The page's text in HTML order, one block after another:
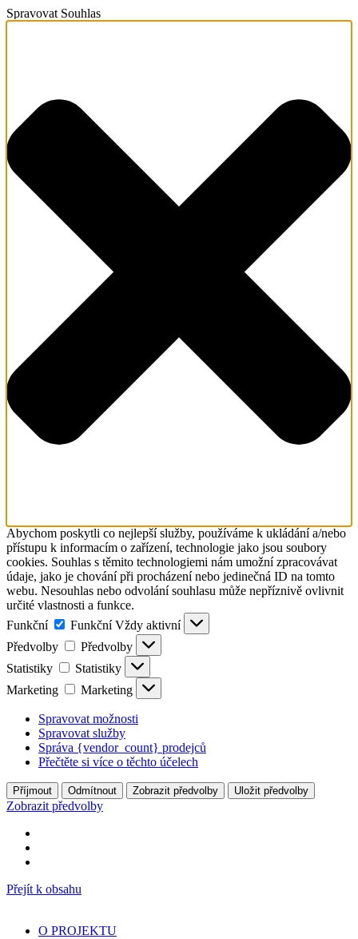
Spravovat Souhlas
Abychom poskytli co nejlepší služby, používáme k ukládání a/nebo
přístupu k informacím o zařízení, technologie jako jsou soubory
cookies. Souhlas s těmito technologiemi nám umožní zpracovávat
údaje, jako je chování při procházení nebo jedinečná ID na tomto
webu. Nesouhlas nebo odvolání souhlasu může nepříznivě ovlivnit
určité vlastnosti a funkce.
Funkční
Funkční Vždy aktivní
Předvolby
Předvolby
Statistiky
Statistiky
Marketing
Marketing
Spravovat možnosti
Spravovat služby
Správa {vendor_count} prodejců
Přečtěte si více o těchto účelech
Příjmout Odmítnout Zobrazit předvolby Uložit předvolby
Zobrazit předvolby
Přejít k obsahu
O PROJEKTU